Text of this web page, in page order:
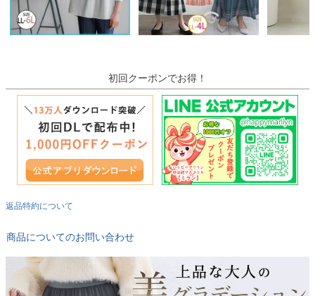
初回クーポンでお得！
返品特約について
商品についてのお問い合わせ